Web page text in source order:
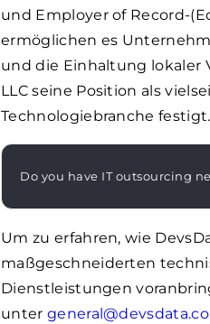
und Employer of Record-
ermöglichen es
und die Einhaltung lokaler
LLC seine Position als
Technologiebranche festigt.
Do you have IT outsourcing
Um zu erfahren, wie
maßgeschneiderten
Dienstleistungen
unter